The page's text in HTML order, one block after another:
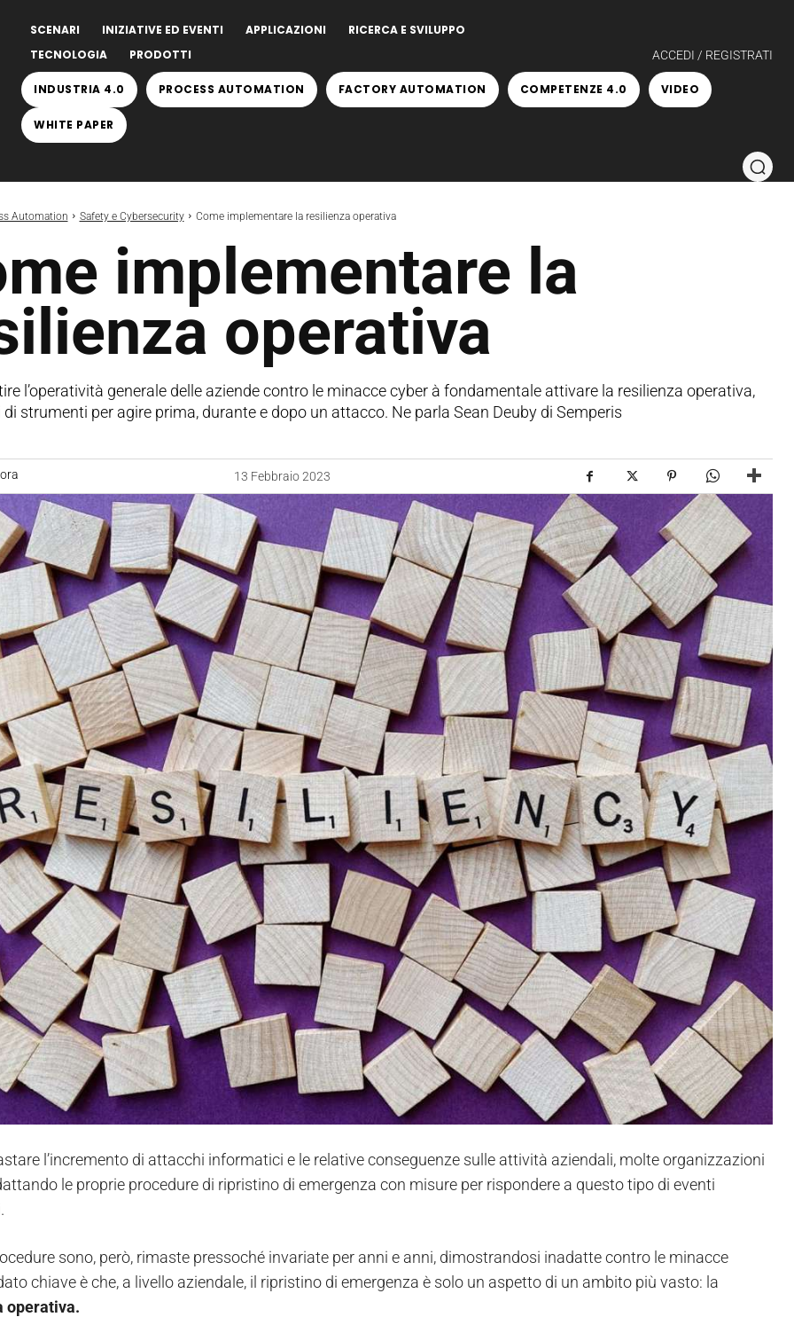
SCENARI INIZIATIVE ED EVENTI APPLICAZIONI
RICERCA E SVILUPPO
TECNOLOGIA
PRODOTTI ACCEDI / REGISTRATI
INDUSTRIA 4.0 PROCESS AUTOMATION FACTORY AUTOMATION COMPETENZE 4.0 VIDEO
WHITE PAPER
Automation Safety e Cybersecurity Come implementare la resilienza operativa
implementare la
operativa
l’operatività generale delle aziende contro le minacce cyber à fondamentale attivare la resilienza operativa,
strumenti per agire prima, durante e dopo un attacco. Ne parla Sean Deuby di Semperis
13 Febbraio 2023
l’incremento di attacchi informatici e le relative conseguenze sulle attività aziendali, molte organizzazioni
le proprie procedure di ripristino di emergenza con misure per rispondere a questo tipo di eventi
sono, però, rimaste pressoché invariate per anni e anni, dimostrandosi inadatte contro le minacce
chiave è che, a livello aziendale, il ripristino di emergenza è solo un aspetto di un ambito più vasto: la
operativa.